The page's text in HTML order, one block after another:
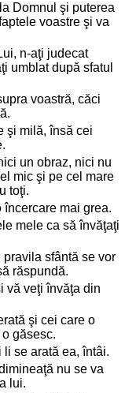
Domnul şi puterea
voastre şi va
n-aţi judecat
umblat după sfatul
voastră, căci
şi milă, însă cei
un obraz, nici nu
mic şi pe cel mare
toţi.
încercare mai grea.
mele ca să învăţaţi
sfântă se vor
răspundă.
vă veţi învăţa din
şi cei care o
găsesc.
se arată ea, întâi.
nu se va
lui.